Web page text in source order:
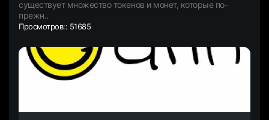
существует множество токенов и монет, которые по-
прежн..
Просмотров:: 51685